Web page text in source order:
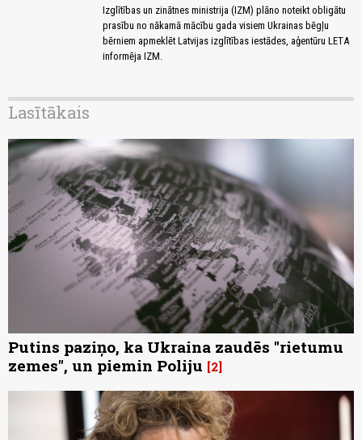
Izglītības un zinātnes ministrija (IZM) plāno noteikt obligātu
prasību no nākamā mācību gada visiem Ukrainas bēgļu
bērniem apmeklēt Latvijas izglītības iestādes, aģentūru LETA
informēja IZM.
Lasītākais
Putins paziņo, ka Ukraina zaudēs "rietumu
zemes", un piemin Poliju 2